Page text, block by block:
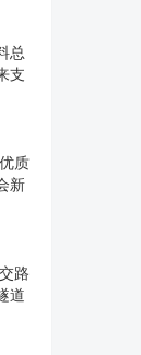
总
支
质
新
路
道